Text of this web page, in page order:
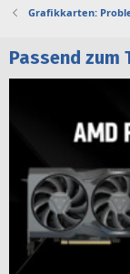
Grafikkarten:
Passend zum